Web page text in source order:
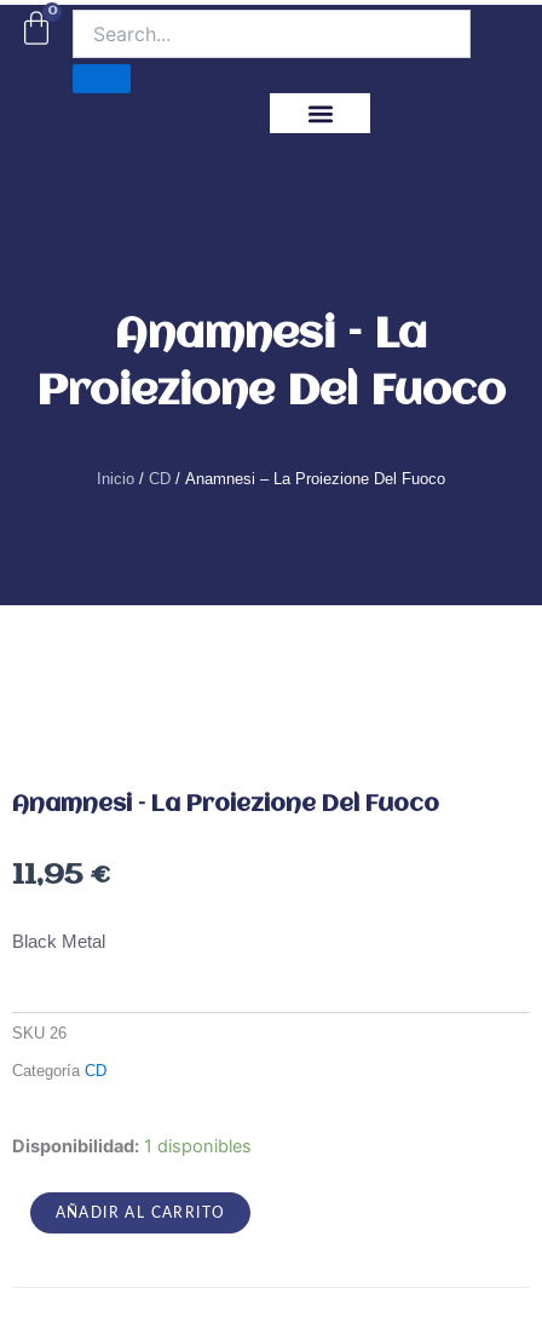
contenido
0
Carrito
Anamnesi – La
Proiezione Del Fuoco
Inicio / CD / Anamnesi – La Proiezione Del Fuoco
Anamnesi – La Proiezione Del Fuoco
11,95 €
Black Metal
SKU 26
Categoría CD
Disponibilidad: 1 disponibles
Anamnesi
ProiezioneAÑADIR AL CARRITO